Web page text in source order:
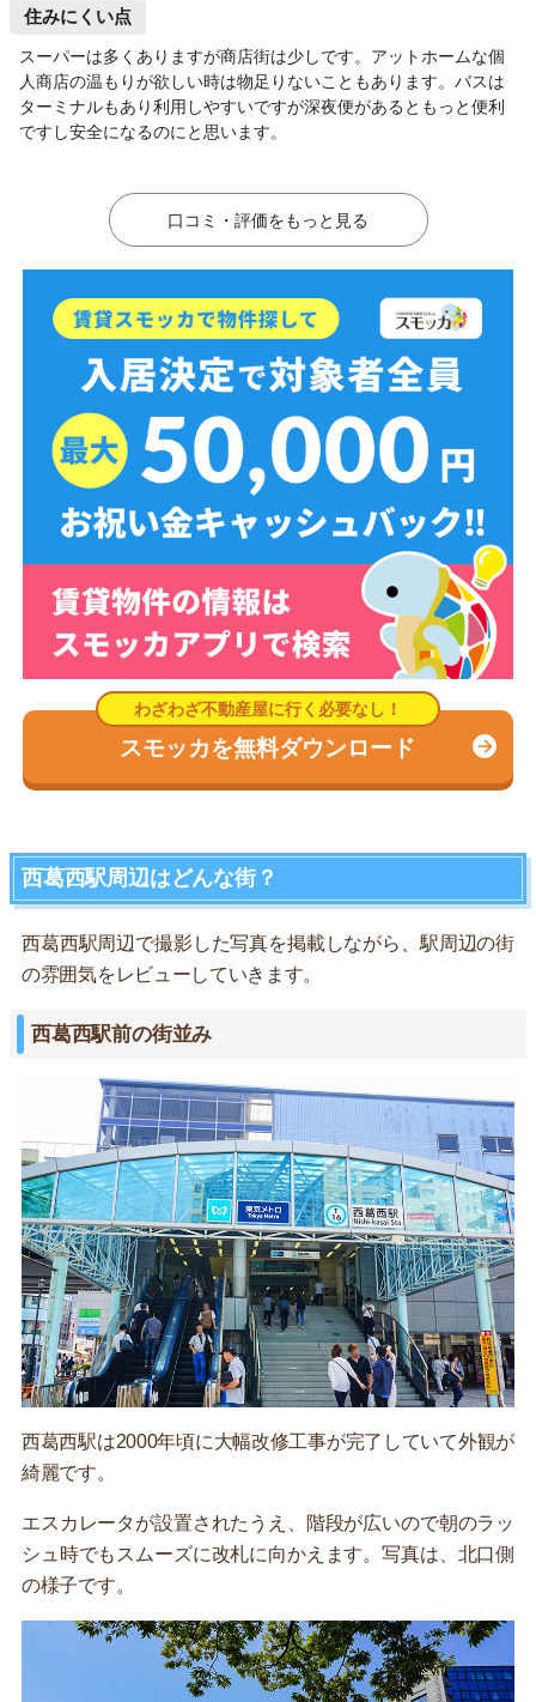
住みにくい点
スーパーは多くありますが商店街は少しです。アットホームな個
人商店の温もりが欲しい時は物足りないこともあります。バスは
ターミナルもあり利用しやすいですが深夜便があるともっと便利
ですし安全になるのにと思います。
口コミ・評価をもっと見る
スモッカを無料ダウンロード
西葛西駅周辺はどんな街？
西葛西駅周辺で撮影した写真を掲載しながら、駅周辺の街
の雰囲気をレビューしていきます。
西葛西駅前の街並み
西葛西駅は2000年頃に大幅改修工事が完了していて外観が
綺麗です。
エスカレータが設置されたうえ、階段が広いので朝のラッ
シュ時でもスムーズに改札に向かえます。写真は、北口側
の様子です。